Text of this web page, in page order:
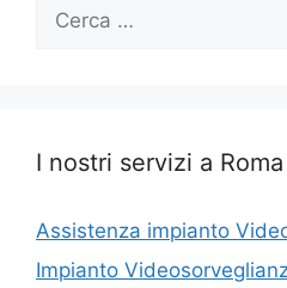
per:
I nostri servizi a Roma
Assistenza impianto
Impianto